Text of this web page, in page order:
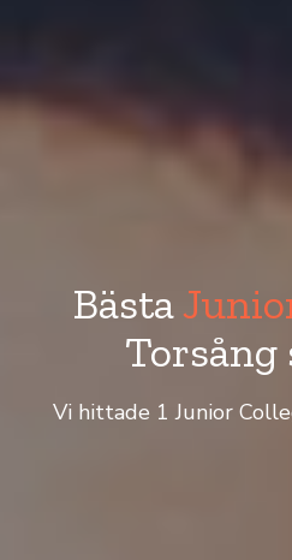
Bästa
Torsång
Vi hittade 1 Junior